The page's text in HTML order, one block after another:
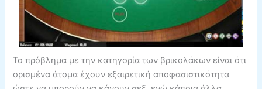
Το πρόβλημα με την κατηγορία των βρικολάκων είναι ότι
ορισμένα άτομα έχουν εξαιρετική αποφασιστικότητα